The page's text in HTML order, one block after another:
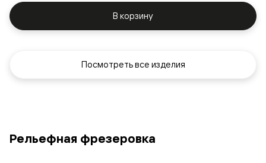
В корзину
Посмотреть все изделия
Рельефная фрезеровка